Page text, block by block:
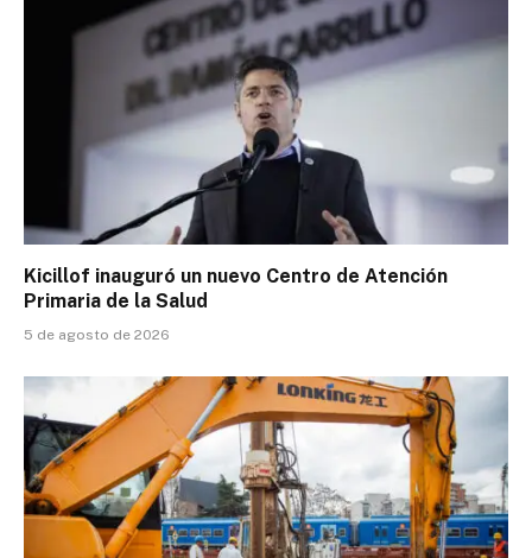
Kicillof inauguró un nuevo Centro de Atención
Primaria de la Salud
5 de agosto de 2026